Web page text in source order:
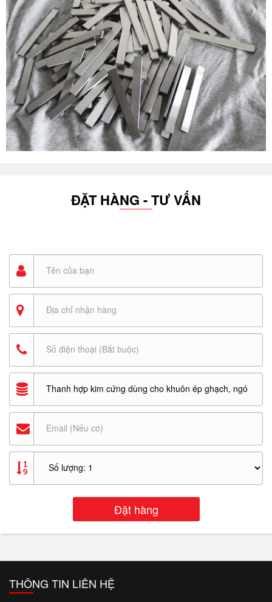
ĐẶT HÀNG - TƯ VẤN
Đặt hàng
THÔNG TIN LIÊN HỆ